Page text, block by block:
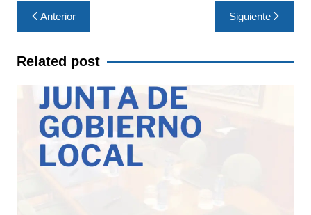
Navegación
de
entradas
Anterior Siguiente
Related post